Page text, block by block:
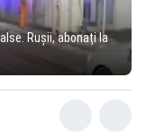
Rușii, abonați la